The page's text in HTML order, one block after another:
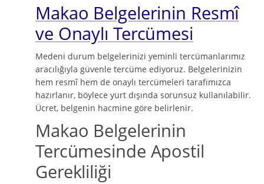
Makao Belgelerinin Resmî
ve Onaylı Tercümesi
Medeni durum belgelerinizi yeminli tercümanlarımız
aracılığıyla güvenle tercüme ediyoruz. Belgelerinizin
hem resmî hem de onaylı tercümeleri tarafımızca
hazırlanır, böylece yurt dışında sorunsuz kullanılabilir.
Ücret, belgenin hacmine göre belirlenir.
Makao Belgelerinin
Tercümesinde Apostil
Gerekliliği